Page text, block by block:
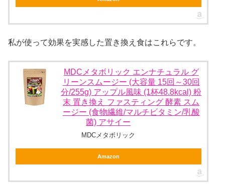
私が使って効果を実感した置き換え食はこれらです。
MDCメタボリック エンナチュラル グ
リーンスムージー (大容量 15回～30回
分/255g) アップル風味 (1杯48.8kcal) 粉
末 置き換え ファスティング 酵素 スム
ージー (食物繊維/マルチビタミン/乳酸
菌) アサイー
MDCメタボリック
Amazon